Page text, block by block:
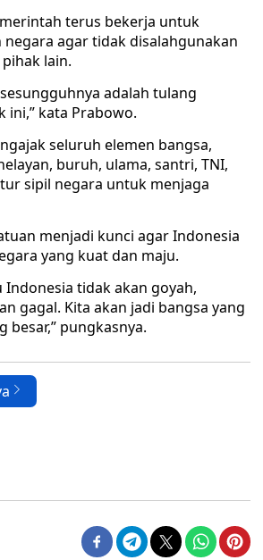
terus bekerja untuk
negara agar tidak disalahgunakan
lain.
adalah tulang
kata Prabowo.
seluruh elemen bangsa,
buruh, ulama, santri, TNI,
sipil negara untuk menjaga
menjadi kunci agar Indonesia
yang kuat dan maju.
Indonesia tidak akan goyah,
gagal. Kita akan jadi bangsa yang
besar,” pungkasnya.